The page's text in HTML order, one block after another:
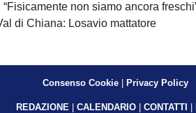
non siamo ancora
di Chiana: Losavio mattatore
Consenso Cookie| Privacy Policy
REDAZIONE CALENDARIO CONTATTI